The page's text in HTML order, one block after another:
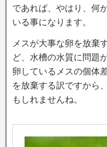
であれば、やはり、何
いる事になります。
メスが大事な卵を放棄
ど、水槽の水質に問題
卵しているメスの個体
を放棄する訳ですから
もしれませんね。